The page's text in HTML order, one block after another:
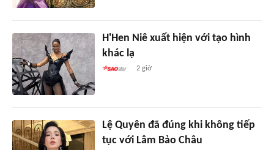
H'Hen Niê xuất hiện với tạo hình
khác lạ
2 giờ
Lệ Quyên đã đúng khi không tiếp
tục với Lâm Bảo Châu